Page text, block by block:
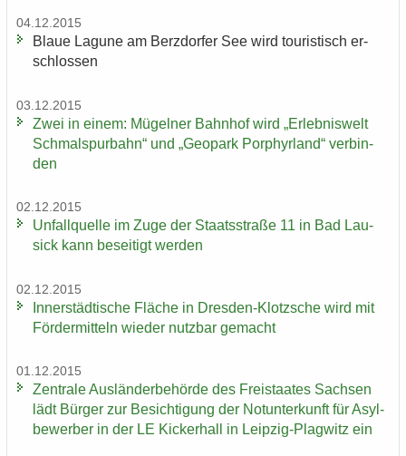
04.12.2015
Blaue La­gu­ne am Berz­dor­fer See wird tou­ris­tisch er­
schlos­sen
03.12.2015
Zwei in einem: Mü­gel­ner Bahn­hof wird „Er­leb­nis­welt
Schmal­spur­bahn“ und „Geo­park Por­phyr­land“ ver­bin­
den
02.12.2015
Un­fall­quel­le im Zuge der Staats­stra­ße 11 in Bad Lau­
sick kann be­sei­tigt wer­den
02.12.2015
In­ner­städ­ti­sche Flä­che in Dresden-​Klotzsche wird mit
För­der­mit­teln wie­der nutz­bar ge­macht
01.12.2015
Zen­tra­le Aus­län­der­be­hör­de des Frei­staa­tes Sach­sen
lädt Bür­ger zur Be­sich­ti­gung der Not­un­ter­kunft für Asyl­
be­wer­ber in der LE Ki­cker­hall in Leipzig-​Plagwitz ein